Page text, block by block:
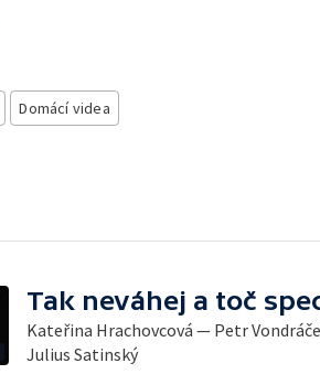
Domácí videa
Tak neváhej a toč
Kateřina Hrachovcová — Petr
Julius Satinský